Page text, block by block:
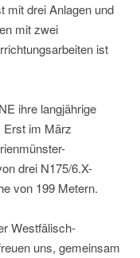
mit drei Anlagen und
mit zwei
ist
ihre langjährige
Erst im März
drei N175/6.X-
von 199 Metern.
Westfälisch-
uns, gemeinsam